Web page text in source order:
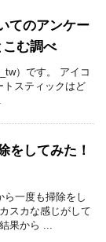
てのアンケー
こむ調べ
）です。 アイコ
トスティックはど
をしてみた！
ら一度も掃除をし
スカな感じがして
果から ...